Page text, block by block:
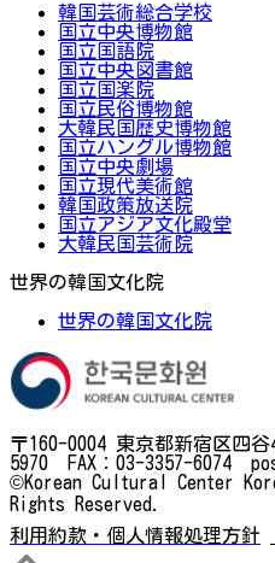
韓国芸術総合学校
国立中央博物館
国立国語院
国立中央図書館
国立国楽院
国立民俗博物館
大韓民国歴史博物館
国立ハングル博物館
国立中央劇場
国立現代美術館
韓国政策放送院
国立アジア文化殿堂
大韓民国芸術院
世界の韓国文化院
世界の韓国文化院
〒160-0004 東京都新宿区四
5970 FAX：03-3357-6074
©Korean Cultural Center
Rights Reserved.
利用約款・個人情報処理方針